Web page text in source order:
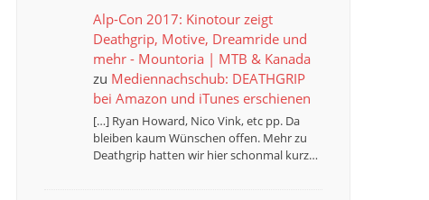
Alp-Con 2017: Kinotour zeigt
Deathgrip, Motive, Dreamride und
mehr - Mountoria | MTB & Kanada
zu Mediennachschub: DEATHGRIP
bei Amazon und iTunes erschienen
[…] Ryan Howard, Nico Vink, etc pp. Da
bleiben kaum Wünschen offen. Mehr zu
Deathgrip hatten wir hier schonmal kurz…